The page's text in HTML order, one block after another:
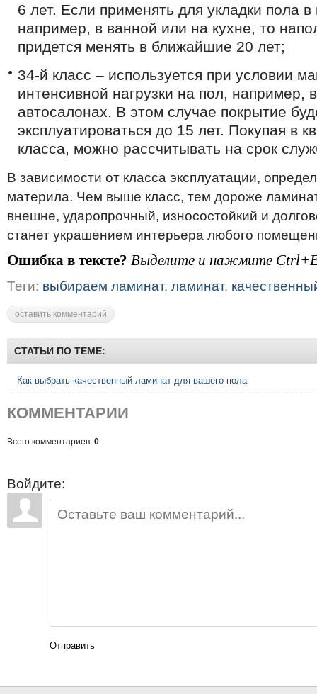
6 лет. Если применять для укладки пола в
например, в ванной или на кухне, то
придется менять в ближайшие 20 лет;
34-й класс – используется при условии
интенсивной нагрузки на пол, например,
автосалонах. В этом случае покрытие
эксплуатироваться до 15 лет. Покупая в
класса, можно рассчитывать на срок
В зависимости от класса эксплуатации,
материла. Чем выше класс, тем дороже
внешне, ударопрочный, износостойкий и
станет украшением интерьера любого
Ошибка в тексте? Выделите и нажмите
Теги: выбираем ламинат, ламинат,
оставить комментарий
СТАТЬИ ПО ТЕМЕ:
Как выбрать качественный ламинат для вашего пола
КОММЕНТАРИИ
Всего комментариев: 0
Войдите:
Отправить